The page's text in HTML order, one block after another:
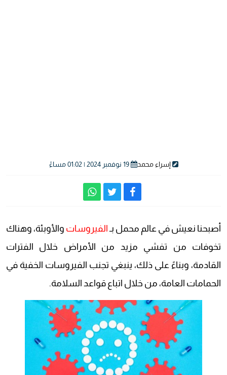
إسراء محمد 19 نوفمبر 2024 | 01:02 مساءً
أصبحنا نعيش في عالم محمل بـ الفيروسات والأوبئة، وهناك
تخوفات من تفشي مزيد من الأمراض خلال الفترات
القادمة، وبناءً على ذلك، ينبغي تجنب الفيروسات الخفية في
الحمامات العامة، من خلال اتباع قواعد السلامة.